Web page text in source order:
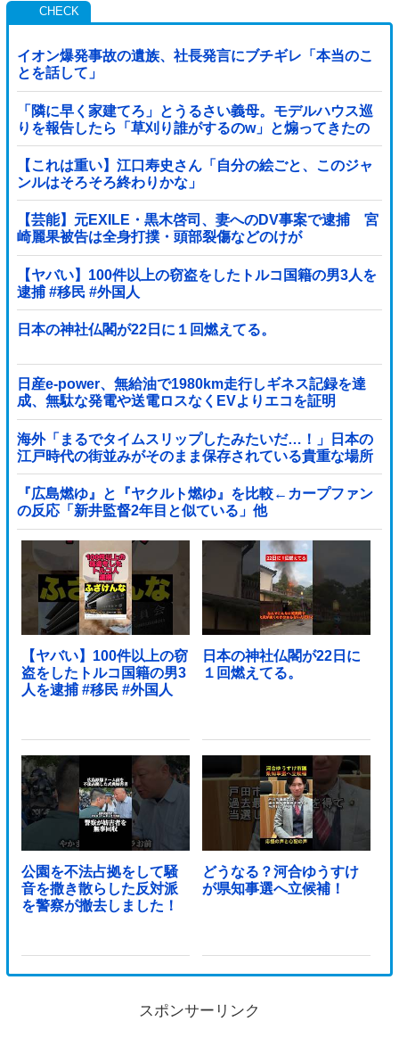
イオン爆発事故の遺族、社長発言にブチギレ「本当のこ
とを話して」
「隣に早く家建てろ」とうるさい義母。モデルハウス巡
りを報告したら「草刈り誰がするのw」と煽ってきたの
で…旦那が放った「一言」に義母オロオロｗｗ←嫌味を
逆手にとった神対応すぎる
【これは重い】江口寿史さん「自分の絵ごと、このジャ
ンルはそろそろ終わりかな」
【芸能】元EXILE・黒木啓司、妻へのDV事案で逮捕 宮
崎麗果被告は全身打撲・頭部裂傷などのけが
【ヤバい】100件以上の窃盗をしたトルコ国籍の男3人を
逮捕 #移民 #外国人
日本の神社仏閣が22日に１回燃えてる。
日産e-power、無給油で1980km走行しギネス記録を達
成、無駄な発電や送電ロスなくEVよりエコを証明
海外「まるでタイムスリップしたみたいだ…！」日本の
江戸時代の街並みがそのまま保存されている貴重な場所
とは・・・？【海外の反応】
『広島燃ゆ』と『ヤクルト燃ゆ』を比較←カープファン
の反応「新井監督2年目と似ている」他
【ヤバい】100件以上の窃
盗をしたトルコ国籍の男3
人を逮捕 #移民 #外国人
日本の神社仏閣が22日に
１回燃えてる。
公園を不法占拠をして騒
音を撒き散らした反対派
を警察が撤去しました！
どうなる？河合ゆうすけ
が県知事選へ立候補！
スポンサーリンク